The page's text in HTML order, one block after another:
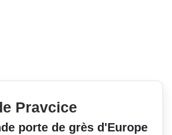
Pravcice
porte de grès d'Europe